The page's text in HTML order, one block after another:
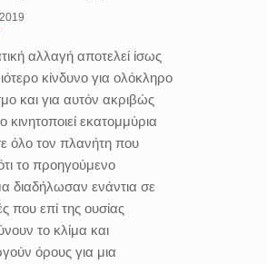
αλλαγή αποτελεί ίσως
κίνδυνο για ολόκληρο
και για αυτόν ακριβώς
κινητοποιεί εκατομμύρια
όλο τον πλανήτη που
το προηγούμενο
διαδήλωσαν ενάντια σε
που επί της ουσίας
το κλίμα και
όρους για μια